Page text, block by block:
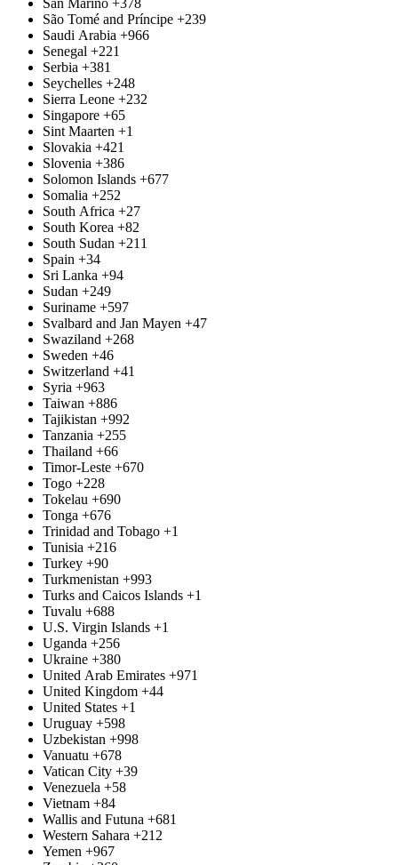
San Marino +378
São Tomé and Príncipe +239
Saudi Arabia +966
Senegal +221
Serbia +381
Seychelles +248
Sierra Leone +232
Singapore +65
Sint Maarten +1
Slovakia +421
Slovenia +386
Solomon Islands +677
Somalia +252
South Africa +27
South Korea +82
South Sudan +211
Spain +34
Sri Lanka +94
Sudan +249
Suriname +597
Svalbard and Jan Mayen +47
Swaziland +268
Sweden +46
Switzerland +41
Syria +963
Taiwan +886
Tajikistan +992
Tanzania +255
Thailand +66
Timor-Leste +670
Togo +228
Tokelau +690
Tonga +676
Trinidad and Tobago +1
Tunisia +216
Turkey +90
Turkmenistan +993
Turks and Caicos Islands +1
Tuvalu +688
U.S. Virgin Islands +1
Uganda +256
Ukraine +380
United Arab Emirates +971
United Kingdom +44
United States +1
Uruguay +598
Uzbekistan +998
Vanuatu +678
Vatican City +39
Venezuela +58
Vietnam +84
Wallis and Futuna +681
Western Sahara +212
Yemen +967